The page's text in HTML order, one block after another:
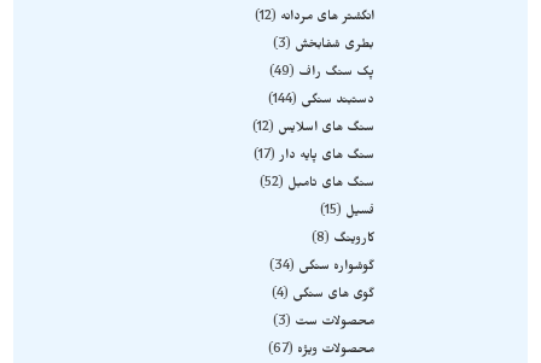
انگشتر های مردانه
12
بطری شفابخش
3
پک سنگ راف
49
دستبند سنگی
144
سنگ های اسلایس
12
سنگ های پایه دار 17
سنگ های تامبل
52
فسیل
15
کاروینگ
8
گوشواره سنگی
34
گوی های سنگی
4
محصولات ست
3
محصولات ویژه
67